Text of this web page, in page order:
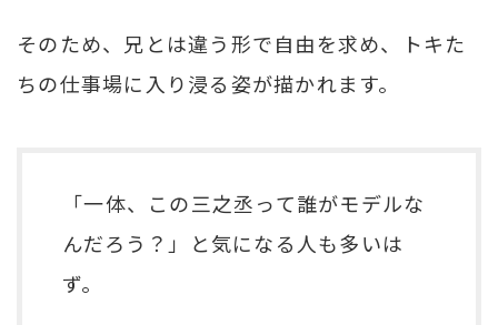
そのため、兄とは違う形で自由を求め、トキた
ちの仕事場に入り浸る姿が描かれます。
「一体、この三之丞って誰がモデルな
んだろう？」と気になる人も多いは
ず。